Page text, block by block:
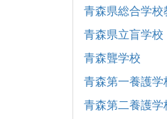
青森県総合学
青森県立盲学校
青森聾学校
青森第一養護学
青森第二養護学